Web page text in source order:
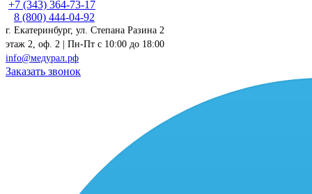
+7 (343) 364-73-17
8 (800) 444-04-92
г. Екатеринбург, ул. Степана Разина 2
этаж 2, оф. 2 | Пн-Пт c 10:00 до 18:00
info@медурал.рф
Заказать звонок